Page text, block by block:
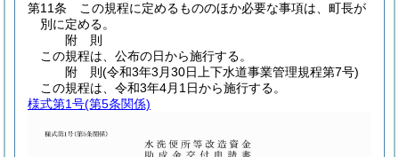
第11条
この規程に定めるもののほか必要な事項は、町長が
別に定める。
附 則
この規程は、公布の日から施行する。
附 則(令和3年3月30日 上下水道事業管理規程第7号)
この規程は、令和3年4月1日から施行する。
様式第1号(第5条関係)